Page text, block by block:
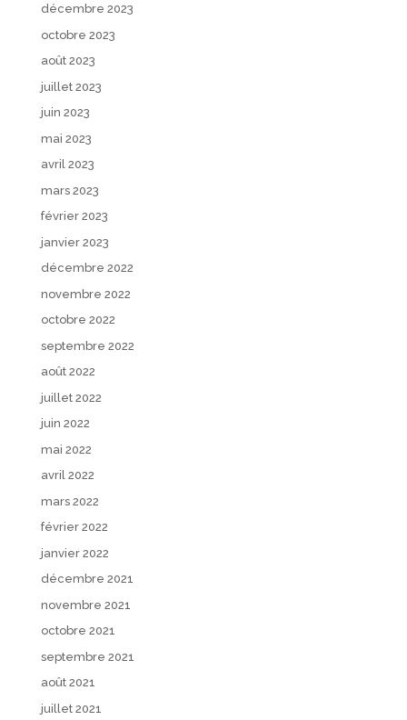
décembre 2023
octobre 2023
août 2023
juillet 2023
juin 2023
mai 2023
avril 2023
mars 2023
février 2023
janvier 2023
décembre 2022
novembre 2022
octobre 2022
septembre 2022
août 2022
juillet 2022
juin 2022
mai 2022
avril 2022
mars 2022
février 2022
janvier 2022
décembre 2021
novembre 2021
octobre 2021
septembre 2021
août 2021
juillet 2021